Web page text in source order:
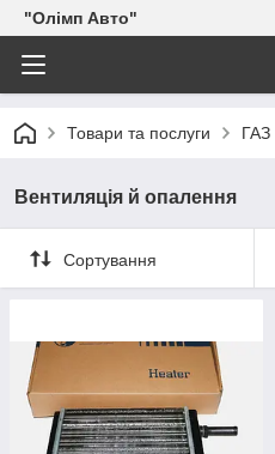
"Олімп Авто"
Товари та послуги ГАЗ
Вентиляція й опалення
Сортування